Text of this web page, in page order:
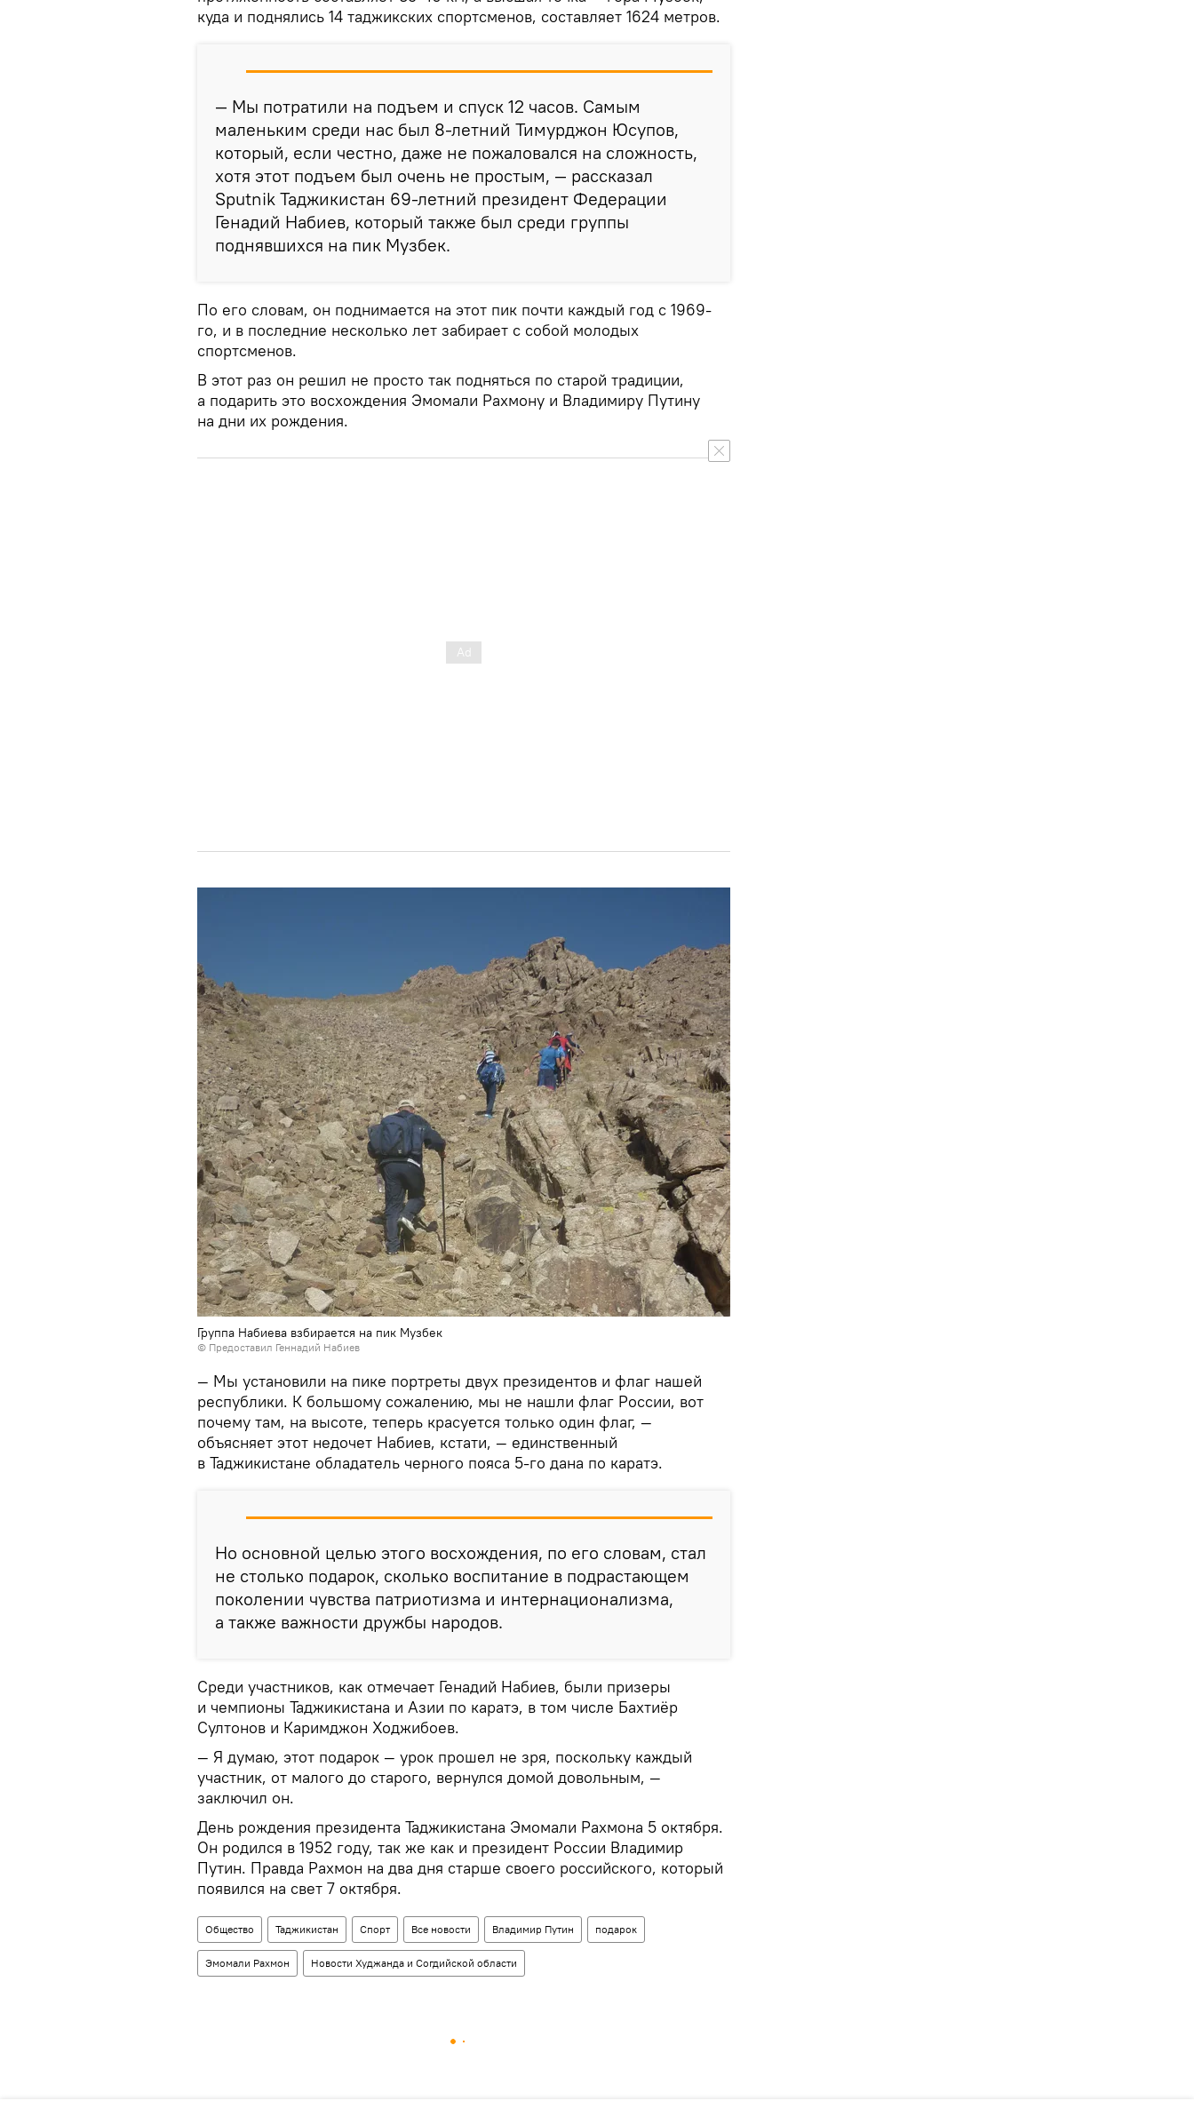
куда и поднялись 14 таджикских спортсменов, составляет 1624 метров.
— Мы потратили на подъем и спуск 12 часов. Самым
маленьким среди нас был 8-летний Тимурджон Юсупов,
который, если честно, даже не пожаловался на сложность,
хотя этот подъем был очень не простым, — рассказал
Sputnik Таджикистан 69-летний президент Федерации
Генадий Набиев, который также был среди группы
поднявшихся на пик Музбек.
По его словам, он поднимается на этот пик почти каждый год с 1969-
го, и в последние несколько лет забирает с собой молодых
спортсменов.
В этот раз он решил не просто так подняться по старой традиции,
а подарить это восхождения Эмомали Рахмону и Владимиру Путину
на дни их рождения.
Группа Набиева взбирается на пик Музбек
© Предоставил Геннадий Набиев
— Мы установили на пике портреты двух президентов и флаг нашей
республики. К большому сожалению, мы не нашли флаг России, вот
почему там, на высоте, теперь красуется только один флаг, —
объясняет этот недочет Набиев, кстати, — единственный
в Таджикистане обладатель черного пояса 5-го дана по каратэ.
Но основной целью этого восхождения, по его словам, стал
не столько подарок, сколько воспитание в подрастающем
поколении чувства патриотизма и интернационализма,
а также важности дружбы народов.
Среди участников, как отмечает Генадий Набиев, были призеры
и чемпионы Таджикистана и Азии по каратэ, в том числе Бахтиёр
Султонов и Каримджон Ходжибоев.
— Я думаю, этот подарок — урок прошел не зря, поскольку каждый
участник, от малого до старого, вернулся домой довольным, —
заключил он.
День рождения президента Таджикистана Эмомали Рахмона 5 октября.
Он родился в 1952 году, так же как и президент России Владимир
Путин. Правда Рахмон на два дня старше своего российского, который
появился на свет 7 октября.
Общество Таджикистан Спорт Все новости Владимир Путин подарок
Эмомали Рахмон Новости Худжанда и Согдийской области